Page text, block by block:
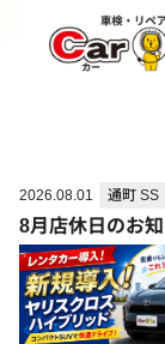
2026.08.01 通町 SS
8月店休日のお